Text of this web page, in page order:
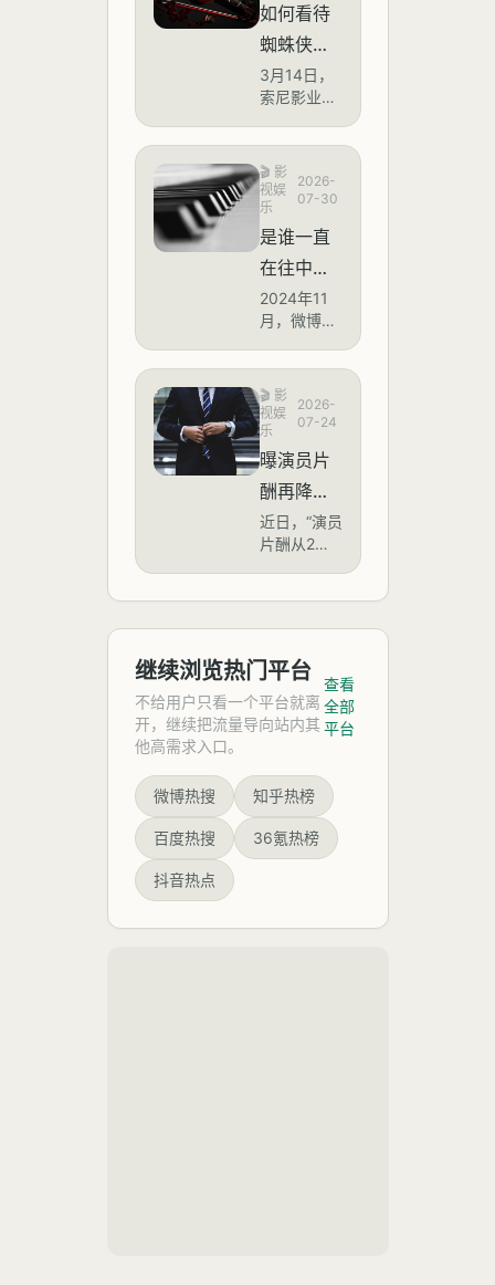
多家媒体报
道及行业人
士透露，随
着微短剧市
场持续爆
酬已从2022
年的日均数
千元飙升至
目前的3万
至4万元，
部分顶流演
员单部剧
（拍摄周期
万元。
如何看待
蜘蛛侠片
方呼吁拒
绝屏摄，
区很多人
都在发
《蜘蛛
侠：崭新
之日》屏
摄？你怎
么看屏摄
这一行
为？
3月14日，
索尼影业与
品的《蜘蛛
侠：崭新之
日》在中国
大陆正式上
映。影片上
映前夕，片
方通过官方
社交媒体发
布倡议，呼
绝屏摄，尊
重创作团队
劳动成果。
然而，该倡
议发布后不
久，评论区
便出现大量
网友晒出自
面，部分照
片甚至清晰
部特写和字
幕信息，
🎬 影
视娱
乐
2026-
07-30
是谁一直
在往中文
里加片假
名
2024年11
月，微博热
在往中文里
加片假名”引
发热议，话
题阅读量超
过127万。
该话题源于
网友对日常
中文交流中
频繁出现日
与调侃，例
如“コンビ
店）、“アル
バイト”（兼
职）、“プレ
的滥用。事
件核心在
于，
🎬 影
视娱
乐
2026-
07-24
曝演员片
酬再降，
片酬从2亿
降到最高
问题？对
行业生态
来说，是
好事还是
坏事？
近日，“演员
片酬从2亿
搜，引发广
泛讨论。这
一数字的剧
烈收缩，看
似是影视行
现，但背后
折射出的不
仅是市场供
需关系的逆
继续浏览热门平台
不给用户只看一个平台就离
开，继续把流量导向站内其
他高需求入口。
查看
全部
平台
微博热搜 知乎热榜
百度热搜 36氪热榜
抖音热点